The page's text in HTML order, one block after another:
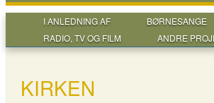
I ANLEDNING AF BØRNESANGE
RADIO, TV OG FILM
ANDRE
KIRKEN